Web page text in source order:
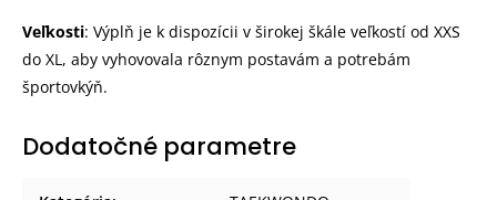
Veľkosti: Výplň je k dispozícii v širokej škále veľkostí od XXS
do XL, aby vyhovovala rôznym postavám a potrebám
športovkýň.
Dodatočné parametre